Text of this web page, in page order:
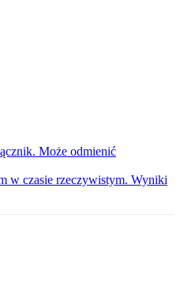
Może odmienić
w czasie rzeczywistym. Wyniki